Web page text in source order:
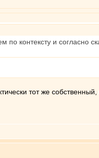
контексту и согласно
тот же